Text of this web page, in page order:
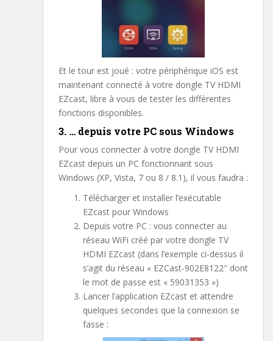
Et le tour est joué : votre périphérique iOS est
maintenant connecté à votre dongle TV HDMI
EZcast, libre à vous de tester les différentes
fonctions disponibles.
3. … depuis votre PC sous Windows
Pour vous connecter à votre dongle TV HDMI
EZcast depuis un PC fonctionnant sous
Windows (XP, Vista, 7 ou 8 / 8.1), il vous faudra :
Télécharger et installer l’exécutable
EZcast pour Windows
Depuis votre PC : vous connecter au
réseau WiFi créé par votre dongle TV
HDMI EZcast (dans l’exemple ci-dessus il
s’agit du réseau « EZCast-902E8122″ dont
le mot de passe est « 59031353 »)
Lancer l’application EZcast et attendre
quelques secondes que la connexion se
fasse :